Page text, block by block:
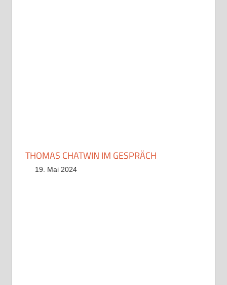
THOMAS CHATWIN IM GESPRÄCH
19. Mai 2024